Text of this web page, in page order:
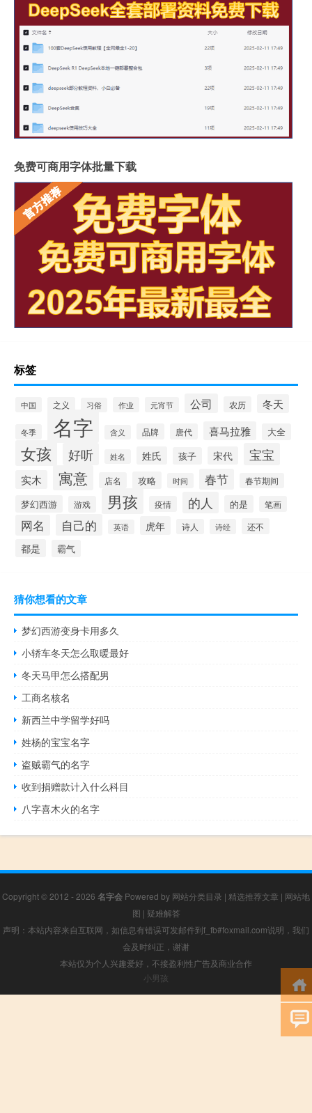
免费可商用字体批量下载
标签
中国 之义 习俗 作业 元宵节 公司 农历 冬天
冬季 名字 含义 品牌 唐代 喜马拉雅 大全
女孩 好听 姓名 姓氏 孩子 宋代 宝宝
实木 寓意 店名 攻略 时间 春节 春节期间
梦幻西游 游戏 男孩 疫情 的人 的是 笔画
网名 自己的 英语 虎年 诗人 诗经 还不
都是 霸气
猜你想看的文章
梦幻西游变身卡用多久
小轿车冬天怎么取暖最好
冬天马甲怎么搭配男
工商名核名
新西兰中学留学好吗
姓杨的宝宝名字
盗贼霸气的名字
收到捐赠款计入什么科目
八字喜木火的名字
Copyright © 2012 - 2026 名字会 Powered by 网站分类目录 | 精选推荐文章 | 网站地
图 | 疑难解答
声明：本站内容来自互联网，如信息有错误可发邮件到f_fb#foxmail.com说明，我们
会及时纠正，谢谢
本站仅为个人兴趣爱好，不接盈利性广告及商业合作
小男孩